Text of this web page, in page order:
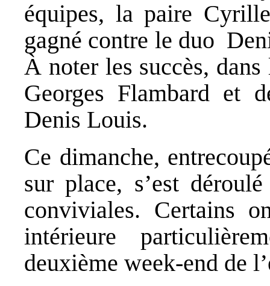
équipes, la paire
gagné contre le duo
À noter les succès,
Georges Flambard et
Denis Louis.
Ce dimanche,
sur place, s’est
conviviales. Certains
intérieure
deuxième week-end de